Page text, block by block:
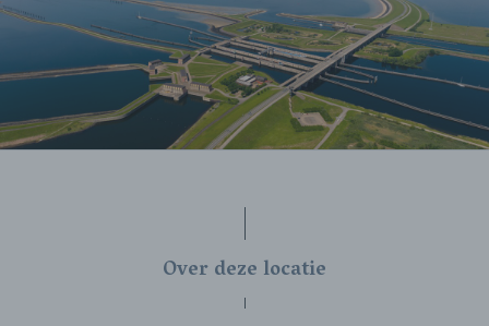
Over deze locatie